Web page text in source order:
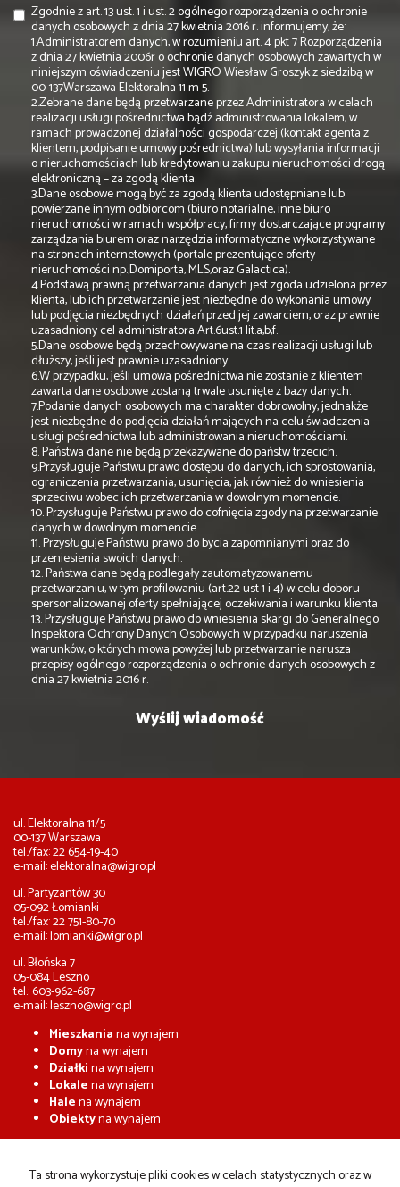
Zgodnie z art. 13 ust. 1 i ust. 2 ogólnego rozporządzenia o ochronie
danych osobowych z dnia 27 kwietnia 2016 r. informujemy, że:
1.Administratorem danych, w rozumieniu art. 4 pkt 7 Rozporządzenia
z dnia 27 kwietnia 2006r o ochronie danych osobowych zawartych w
niniejszym oświadczeniu jest WIGRO Wiesław Groszyk z siedzibą w
00-137Warszawa Elektoralna 11 m 5.
2.Zebrane dane będą przetwarzane przez Administratora w celach
realizacji usługi pośrednictwa bądź administrowania lokalem, w
ramach prowadzonej działalności gospodarczej (kontakt agenta z
klientem, podpisanie umowy pośrednictwa) lub wysyłania informacji
o nieruchomościach lub kredytowaniu zakupu nieruchomości drogą
elektroniczną – za zgodą klienta.
3.Dane osobowe mogą być za zgodą klienta udostępniane lub
powierzane innym odbiorcom (biuro notarialne, inne biuro
nieruchomości w ramach współpracy, firmy dostarczające programy
zarządzania biurem oraz narzędzia informatyczne wykorzystywane
na stronach internetowych (portale prezentujące oferty
nieruchomości np.;Domiporta, MLS,oraz Galactica).
4.Podstawą prawną przetwarzania danych jest zgoda udzielona przez
klienta, lub ich przetwarzanie jest niezbędne do wykonania umowy
lub podjęcia niezbędnych działań przed jej zawarciem, oraz prawnie
uzasadniony cel administratora Art.6ust.1 lit.a,b,f.
5.Dane osobowe będą przechowywane na czas realizacji usługi lub
dłuższy, jeśli jest prawnie uzasadniony.
6.W przypadku, jeśli umowa pośrednictwa nie zostanie z klientem
zawarta dane osobowe zostaną trwale usunięte z bazy danych.
7.Podanie danych osobowych ma charakter dobrowolny, jednakże
jest niezbędne do podjęcia działań mających na celu świadczenia
usługi pośrednictwa lub administrowania nieruchomościami.
8. Państwa dane nie będą przekazywane do państw trzecich.
9.Przysługuje Państwu prawo dostępu do danych, ich sprostowania,
ograniczenia przetwarzania, usunięcia, jak również do wniesienia
sprzeciwu wobec ich przetwarzania w dowolnym momencie.
10. Przysługuje Państwu prawo do cofnięcia zgody na przetwarzanie
danych w dowolnym momencie.
11. Przysługuje Państwu prawo do bycia zapomnianymi oraz do
przeniesienia swoich danych.
12. Państwa dane będą podlegały zautomatyzowanemu
przetwarzaniu, w tym profilowaniu (art.22 ust 1 i 4) w celu doboru
spersonalizowanej oferty spełniającej oczekiwania i warunku klienta.
13. Przysługuje Państwu prawo do wniesienia skargi do Generalnego
Inspektora Ochrony Danych Osobowych w przypadku naruszenia
warunków, o których mowa powyżej lub przetwarzanie narusza
przepisy ogólnego rozporządzenia o ochronie danych osobowych z
dnia 27 kwietnia 2016 r.
ul. Elektoralna 11/5
00-137 Warszawa
tel./fax: 22 654-19-40
e-mail:elektoralna@wigro.pl
ul. Partyzantów 30
05-092 Łomianki
tel./fax: 22 751-80-70
e-mail:lomianki@wigro.pl
ul. Błońska 7
05-084 Leszno
tel.: 603-962-687
e-mail:leszno@wigro.pl
Mieszkaniana wynajem
Domyna wynajem
Działkina wynajem
Lokalena wynajem
Halena wynajem
Obiektyna wynajem
Domy
na sprzedaż
Działkina sprzedaż
Ta strona wykorzystuje pliki cookies w celach statystycznych oraz w